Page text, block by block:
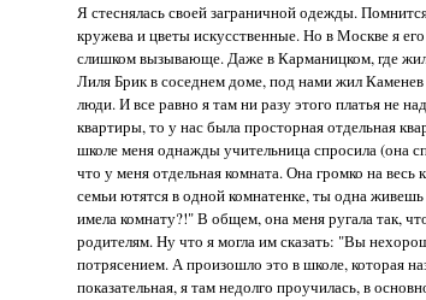
Я стеснялась своей заграничной одежды.
кружева и цветы искусственные. Но в Москве я
слишком вызывающе. Даже в Карманицком, где
Лиля Брик в соседнем доме, под нами жил
люди. И все равно я там ни разу этого платья не
квартиры, то у нас была просторная отдельная
школе меня однажды учительница спросила (она
что у меня отдельная комната. Она громко на
семьи ютятся в одной комнатенке, ты одна
имела комнату?!" В общем, она меня ругала так,
родителям. Ну что я могла им сказать: "Вы
потрясением. А произошло это в школе, которая
показательная, я там недолго проучилась, в